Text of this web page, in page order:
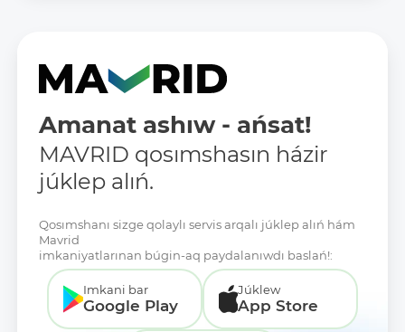
Amanat ashıw - ańsat!
MAVRID qosımshasın házir
júklep alıń.
Qosımshanı sizge qolaylı servis arqalı júklep alıń hám
Mavrid
imkaniyatlarınan búgin-aq paydalanıwdı baslań!:
Imkani bar
Google Play
Júklew
App Store